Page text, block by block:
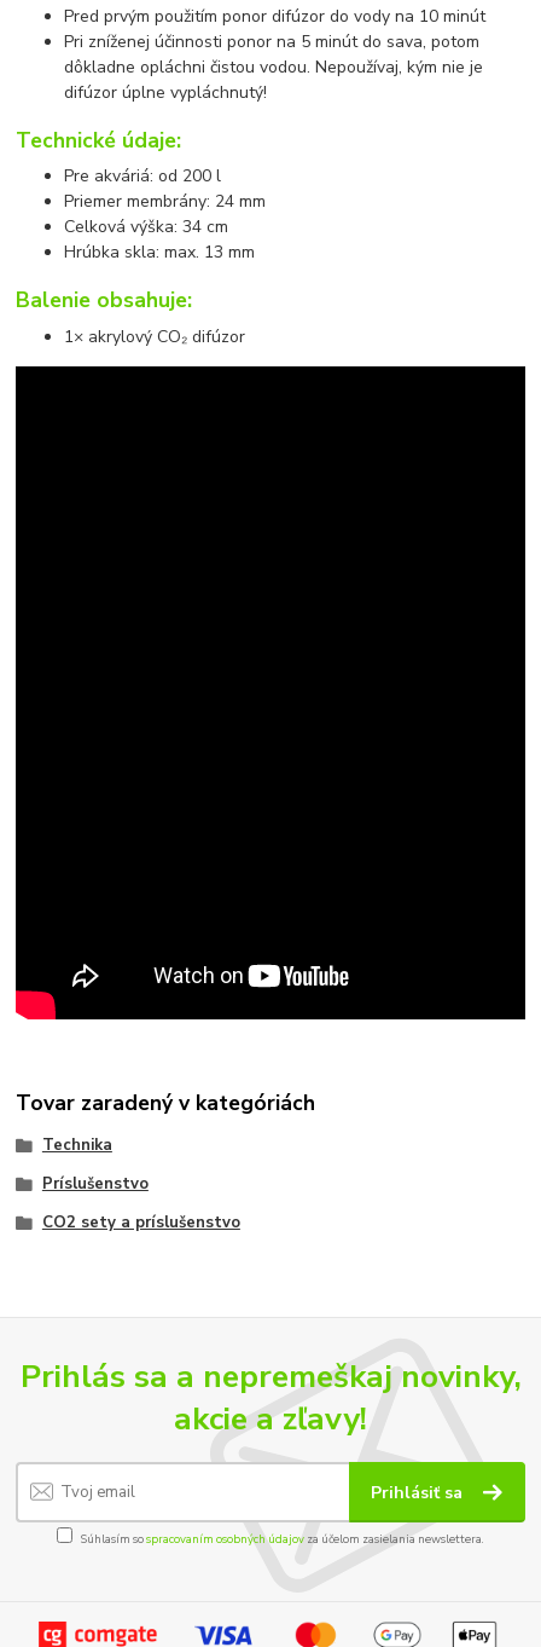
Pred prvým použitím ponor difúzor do vody na 10 minút
Pri zníženej účinnosti ponor na 5 minút do sava, potom
dôkladne opláchni čistou vodou. Nepoužívaj, kým nie je
difúzor úplne vypláchnutý!
Technické údaje:
Pre akváriá: od 200 l
Priemer membrány: 24 mm
Celková výška: 34 cm
Hrúbka skla: max. 13 mm
Balenie obsahuje:
1× akrylový CO₂ difúzor
Tovar zaradený v kategóriách
Technika
Príslušenstvo
CO2 sety a príslušenstvo
Prihlás sa a nepremeškaj novinky,
akcie a zľavy!
Prihlásiť sa
Súhlasím sospracovaním osobných údajov za účelom zasielania newslettera.